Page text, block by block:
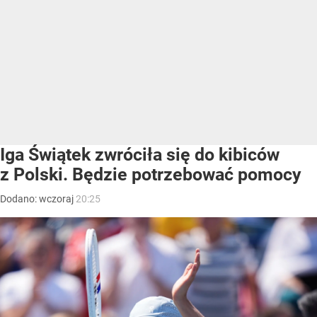
Iga Świątek zwróciła się do kibiców
z Polski. Będzie potrzebować pomocy
Dodano:wczoraj 20:25